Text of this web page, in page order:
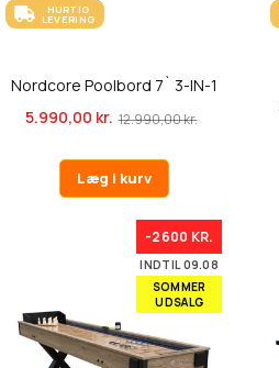
HURTIG
LEVERING
Nordcore Poolbord 7` 3-IN-1
5.990,00 kr. 12.990,00 kr.
Læg i kurv
-2600 KR.
INDTIL 09.08
SOMMER
UDSALG